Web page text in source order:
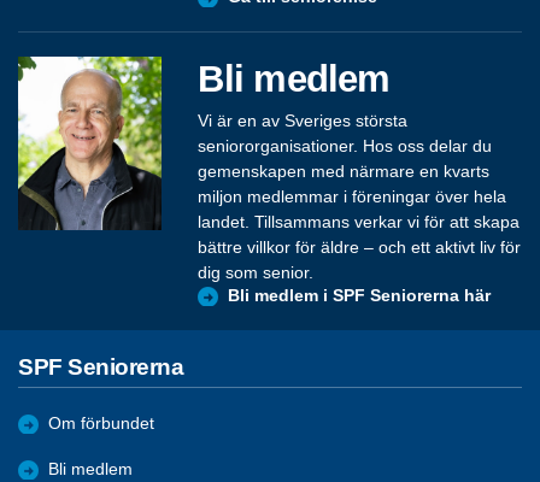
Bli medlem
Vi är en av Sveriges största
seniororganisationer. Hos oss delar du
gemenskapen med närmare en kvarts
miljon medlemmar i föreningar över hela
landet. Tillsammans verkar vi för att skapa
bättre villkor för äldre – och ett aktivt liv för
dig som senior.
Bli medlem i SPF Seniorerna här
SPF Seniorerna
Om förbundet
Bli medlem